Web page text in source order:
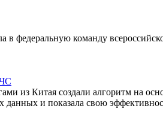
федеральную команду
из Китая создали алгоритм на
и показала свою